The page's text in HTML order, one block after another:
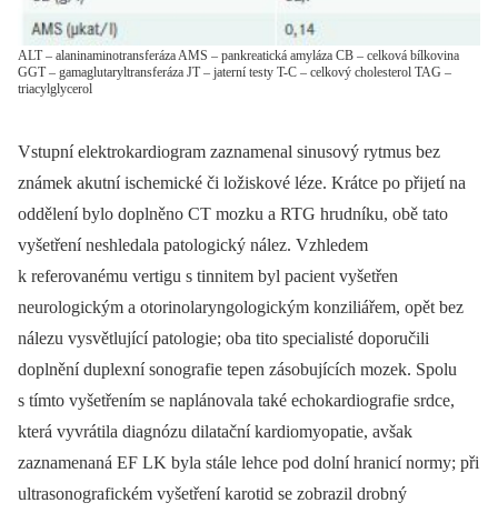
ALT – alaninaminotransferáza AMS – pankreatická amyláza CB – celková bílkovina
GGT – gamaglutaryltransferáza JT – jaterní testy T-C – celkový cholesterol TAG –
triacylglycerol
Vstupní elektrokardiogram zaznamenal sinusový rytmus bez
známek akutní ischemické či ložiskové léze. Krátce po přijetí na
oddělení bylo doplněno CT mozku a RTG hrudníku, obě tato
vyšetření neshledala patologický nález. Vzhledem
k referovanému vertigu s tinnitem byl pacient vyšetřen
neurologickým a otorinolaryngologickým konziliářem, opět bez
nálezu vysvětlující patologie; oba tito specialisté doporučili
doplnění duplexní sonografie tepen zásobujících mozek. Spolu
s tímto vyšetřením se naplánovala také echokardiografie srdce,
která vyvrátila diagnózu dilatační kardiomyopatie, avšak
zaznamenaná EF LK byla stále lehce pod dolní hranicí normy; při
ultrasonografickém vyšetření karotid se zobrazil drobný